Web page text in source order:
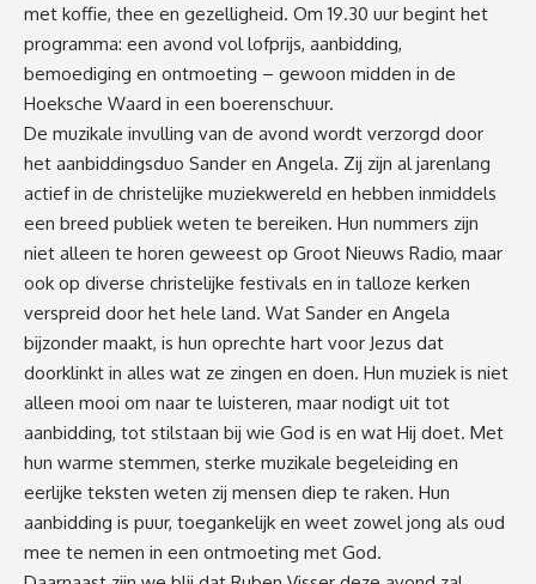
met koffie, thee en gezelligheid. Om 19.30 uur begint het
programma: een avond vol lofprijs, aanbidding,
bemoediging en ontmoeting – gewoon midden in de
Hoeksche Waard in een boerenschuur.
De muzikale invulling van de avond wordt verzorgd door
het aanbiddingsduo Sander en Angela. Zij zijn al jarenlang
actief in de christelijke muziekwereld en hebben inmiddels
een breed publiek weten te bereiken. Hun nummers zijn
niet alleen te horen geweest op Groot Nieuws Radio, maar
ook op diverse christelijke festivals en in talloze kerken
verspreid door het hele land. Wat Sander en Angela
bijzonder maakt, is hun oprechte hart voor Jezus dat
doorklinkt in alles wat ze zingen en doen. Hun muziek is niet
alleen mooi om naar te luisteren, maar nodigt uit tot
aanbidding, tot stilstaan bij wie God is en wat Hij doet. Met
hun warme stemmen, sterke muzikale begeleiding en
eerlijke teksten weten zij mensen diep te raken. Hun
aanbidding is puur, toegankelijk en weet zowel jong als oud
mee te nemen in een ontmoeting met God.